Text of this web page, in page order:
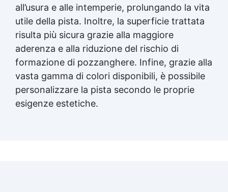
all’usura e alle intemperie, prolungando la vita
utile della pista. Inoltre, la superficie trattata
risulta più sicura grazie alla maggiore
aderenza e alla riduzione del rischio di
formazione di pozzanghere. Infine, grazie alla
vasta gamma di colori disponibili, è possibile
personalizzare la pista secondo le proprie
esigenze estetiche.